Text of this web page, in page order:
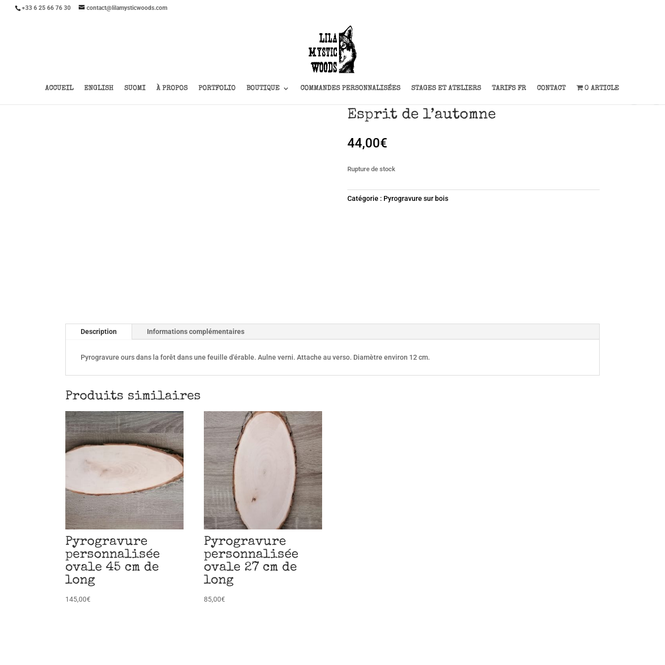
+33 6 25 66 76 30 contact@lilamysticwoods.com
ACCUEIL ENGLISH SUOMI À PROPOS PORTFOLIO BOUTIQUE COMMANDES PERSONNALISÉES STAGES ET ATELIERS TARIFS FR CONTACT 0 ARTICLE
Esprit de l’automne
44,00€
Rupture de stock
Catégorie : Pyrogravure sur bois
Description Informations complémentaires
Pyrogravure ours dans la forêt dans une feuille d'érable. Aulne verni. Attache au verso. Diamètre environ 12 cm.
Produits similaires
Pyrogravure
personnalisée
ovale 45 cm de
long
145,00€
Pyrogravure
personnalisée
ovale 27 cm de
long
85,00€